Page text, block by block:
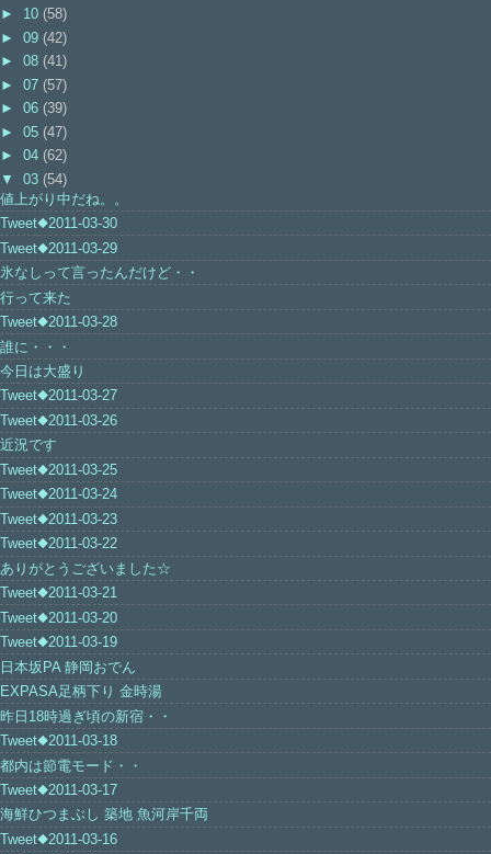
► 10 (58)
► 09 (42)
► 08 (41)
► 07 (57)
► 06 (39)
► 05 (47)
► 04 (62)
▼ 03 (54)
値上がり中だね。。
Tweet◆2011-03-30
Tweet◆2011-03-29
氷なしって言ったんだけど・・
行って来た
Tweet◆2011-03-28
誰に・・・
今日は大盛り
Tweet◆2011-03-27
Tweet◆2011-03-26
近況です
Tweet◆2011-03-25
Tweet◆2011-03-24
Tweet◆2011-03-23
Tweet◆2011-03-22
ありがとうございました☆
Tweet◆2011-03-21
Tweet◆2011-03-20
Tweet◆2011-03-19
日本坂PA 静岡おでん
EXPASA足柄下り 金時湯
昨日18時過ぎ頃の新宿・・
Tweet◆2011-03-18
都内は節電モード・・
Tweet◆2011-03-17
海鮮ひつまぶし 築地 魚河岸千両
Tweet◆2011-03-16